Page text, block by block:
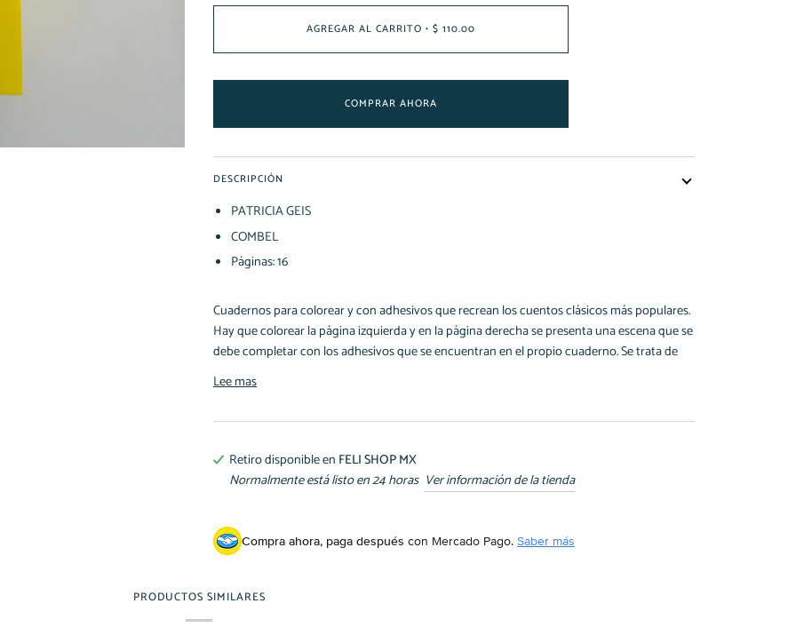
AGREGAR AL CARRITO • $ 110.00
COMPRAR AHORA
DESCRIPCIÓN
PATRICIA GEIS
COMBEL
Páginas: 16
Cuadernos para colorear y con adhesivos que recrean los cuentos clásicos más populares.
Hay que colorear la página izquierda y en la página derecha se presenta una escena que se
debe completar con los adhesivos que se encuentran en el propio cuaderno. Se trata de
Lee mas
Retiro disponible en FELI SHOP MX
Normalmente está listo en 24 horas Ver información de la tienda
Compra ahora, paga después con Mercado Pago. Saber más
PRODUCTOS SIMILARES